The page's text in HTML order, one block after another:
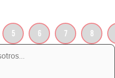
5 6 7 8